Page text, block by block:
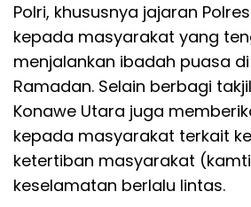
Polri, khususnya jajaran
kepada masyarakat yang
menjalankan ibadah puasa
Ramadan. Selain berbagi
Konawe Utara juga
kepada masyarakat terkait
ketertiban masyarakat
keselamatan berlalu lintas.